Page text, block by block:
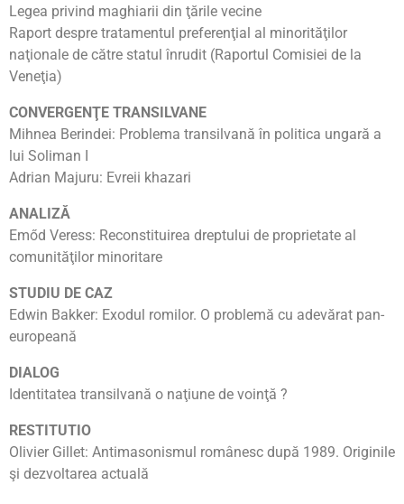
Legea privind maghiarii din ţările vecine
Raport despre tratamentul preferenţial al minorităţilor
naţionale de către statul înrudit (Raportul Comisiei de la
Veneţia)
CONVERGENŢE TRANSILVANE
Mihnea Berindei: Problema transilvană în politica ungară a
lui Soliman I
Adrian Majuru: Evreii khazari
ANALIZĂ
Emőd Veress: Reconstituirea dreptului de proprietate al
comunităţilor minoritare
STUDIU DE CAZ
Edwin Bakker: Exodul romilor. O problemă cu adevărat pan-
europeană
DIALOG
Identitatea transilvană o naţiune de voinţă ?
RESTITUTIO
Olivier Gillet: Antimasonismul românesc după 1989. Originile
şi dezvoltarea actuală